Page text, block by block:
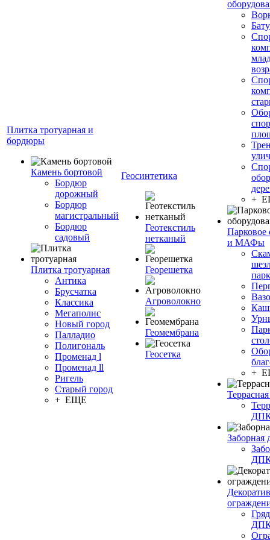
Плитка тротуарная и
бордюры
Камень бортовой
Бордюр
дорожный
Бордюр
магистральный
Бордюр
садовый
Плитка тротуарная
Антика
Брусчатка
Классика
Мегаполис
Новый город
Палладио
Полигональ
Променад l
Променад ll
Ригель
Старый город
+ ЕЩЕ
Геосинтетика
Геотекстиль
нетканый
Георешетка
Агроволокно
Геомембрана
Геосетка
+
Парковое
и МАФы
+
Заборная